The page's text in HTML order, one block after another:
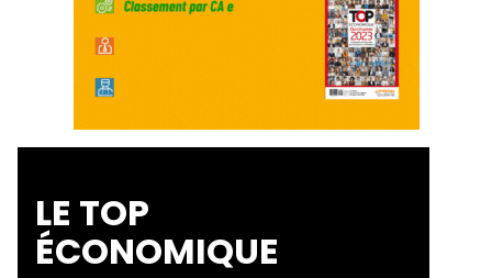
LE TOP
ÉCONOMIQUE